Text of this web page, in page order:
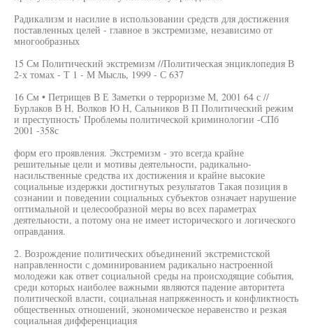
Радикализм и насилие в использовании средств для достижения
поставленных целей - главное в экстремизме, независимо от
многообразных
15 См Политический экстремизм //Политическая энциклопедия В
2-х томах - Т 1 - М Мысль, 1999 - С 637
16 См • Петрищев В Е Заметки о терроризме М, 2001 64 с //
Бурлаков В Н, Волков Ю Н, Сальников В П Политический режим
и преступность' Проблемы политической криминологии -СПб
2001 -358с
форм его проявления. Экстремизм - это всегда крайне
решительные цели и мотивы деятельности, радикально-
насильственные средства их достижения и крайне высокие
социальные издержки достигнутых результатов Такая позиция в
сознании и поведении социальных субъектов означает нарушение
оптимальной и целесообразной меры во всех параметрах
деятельности, а потому она не имеет исторического и логического
оправдания.
2. Возрождение политических объединений экстремистской
направленности с доминированием радикально настроенной
молодежи как ответ социальной среды на происходящие события,
среди которых наиболее важными являются падение авторитета
политической власти, социальная напряженность и конфликтность
общественных отношений, экономическое неравенство и резкая
социальная дифференциация